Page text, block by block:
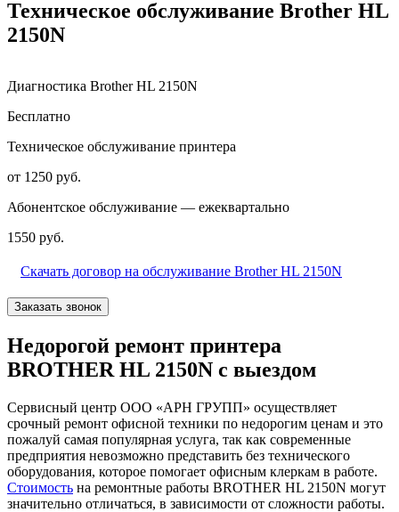
Техническое обслуживание Brother HL
2150N
Диагностика Brother HL 2150N
Бесплатно
Техническое обслуживание принтера
от 1250 руб.
Абонентское обслуживание — ежеквартально
1550 руб.
Скачать договор на обслуживание Brother HL 2150N
Заказать звонок
Недорогой ремонт принтера
BROTHER HL 2150N с выездом
Сервисный центр ООО «АРН ГРУПП» осуществляет
срочный ремонт офисной техники по недорогим ценам и это
пожалуй самая популярная услуга, так как современные
предприятия невозможно представить без технического
оборудования, которое помогает офисным клеркам в работе.
Стоимость на ремонтные работы BROTHER HL 2150N могут
значительно отличаться, в зависимости от сложности работы.